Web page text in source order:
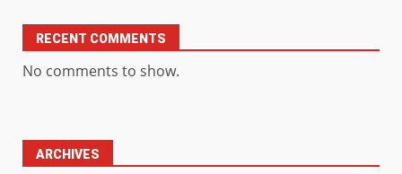
RECENT COMMENTS
No comments to show.
ARCHIVES